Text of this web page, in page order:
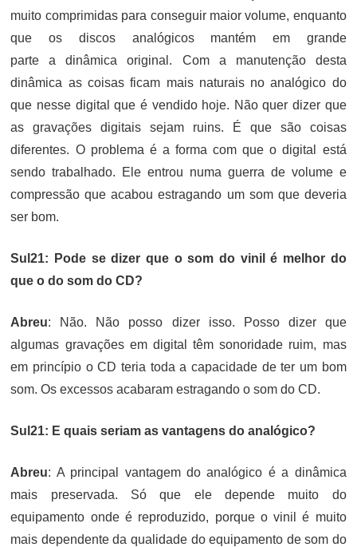
muito comprimidas para conseguir maior volume, enquanto
que os discos analógicos mantém em grande
parte a dinâmica original. Com a manutenção desta
dinâmica as coisas ficam mais naturais no analógico do
que nesse digital que é vendido hoje. Não quer dizer que
as gravações digitais sejam ruins. É que são coisas
diferentes. O problema é a forma com que o digital está
sendo trabalhado. Ele entrou numa guerra de volume e
compressão que acabou estragando um som que deveria
ser bom.
Sul21: Pode se dizer que o som do vinil é melhor do
que o do som do CD?
Abreu: Não. Não posso dizer isso. Posso dizer que
algumas gravações em digital têm sonoridade ruim, mas
em princípio o CD teria toda a capacidade de ter um bom
som. Os excessos acabaram estragando o som do CD.
Sul21: E quais seriam as vantagens do analógico?
Abreu: A principal vantagem do analógico é a dinâmica
mais preservada. Só que ele depende muito do
equipamento onde é reproduzido, porque o vinil é muito
mais dependente da qualidade do equipamento de som do